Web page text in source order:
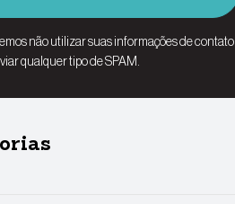
não utilizar suas informações de contato
qualquer tipo de SPAM.